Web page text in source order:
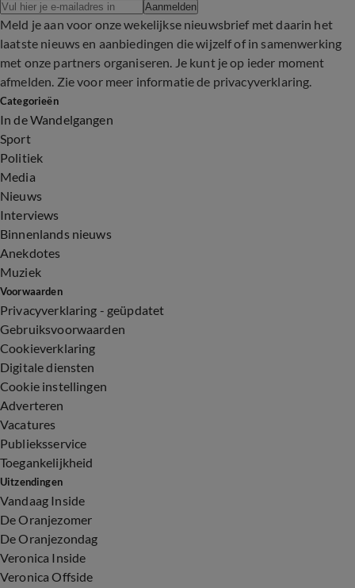
Aanmelden
Meld je aan voor onze wekelijkse nieuwsbrief met daarin het
laatste nieuws en aanbiedingen die wijzelf of in samenwerking
met onze partners organiseren. Je kunt je op ieder moment
afmelden. Zie voor meer informatie de privacyverklaring.
Categorieën
In de Wandelgangen
Sport
Politiek
Media
Nieuws
Interviews
Binnenlands nieuws
Anekdotes
Muziek
Voorwaarden
Privacyverklaring - geüpdatet
Gebruiksvoorwaarden
Cookieverklaring
Digitale diensten
Cookie instellingen
Adverteren
Vacatures
Publieksservice
Toegankelijkheid
Uitzendingen
Vandaag Inside
De Oranjezomer
De Oranjezondag
Veronica Inside
Veronica Offside